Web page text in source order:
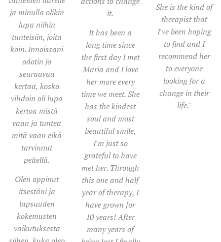
ja minulla olikin
lupa niihin
tunteisiin, joita
koin. Innoissani
odotin jo
seuraavaa
kertaa, koska
vihdoin oli lupa
kertoa mistä
vaan ja tuntea
mitä vaan eikä
tarvinnut
peitellä.
Olen oppinut
itsestäni ja
lapsuuden
kokemusten
vaikutuksesta
it.
It has been a
long time since
the first day I met
Maria and I love
her more every
time we meet. She
has the kindest
soul and most
beautiful smile,
I'm just so
grateful to have
met her. Through
this one and half
year of therapy, I
have grown for
10 years! After
many years of
She is the kind of
therapist that
I've been hoping
to find and I
recommend her
to everyone
looking for a
change in their
life."